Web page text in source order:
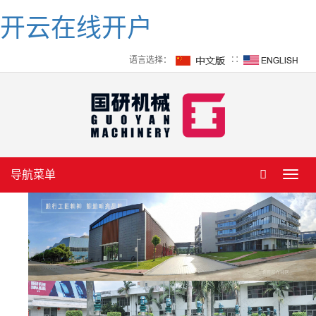
开云在线开户
语言选择： ∷
导航菜单